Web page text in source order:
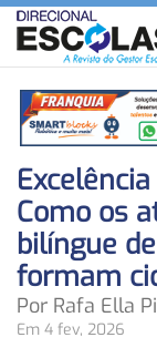
Como os
bilíngue
formam
Por Rafa Ella
Em 4 fev, 2026